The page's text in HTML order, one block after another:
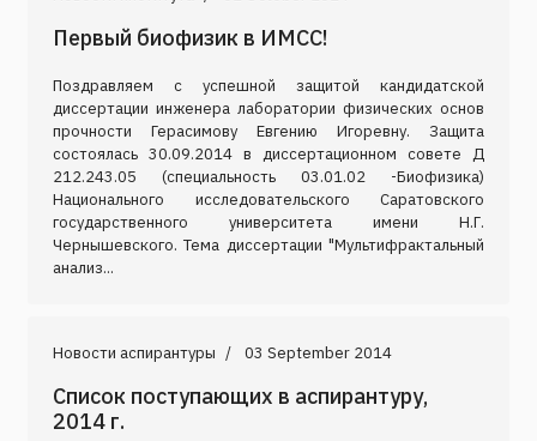
Первый биофизик в ИМСС!
Поздравляем с успешной защитой кандидатской
диссертации инженера лаборатории физических основ
прочности Герасимову Евгению Игоревну. Защита
состоялась 30.09.2014 в диссертационном совете Д
212.243.05 (специальность 03.01.02 -Биофизика)
Национального исследовательского Саратовского
государственного университета имени Н.Г.
Чернышевского. Тема диссертации "Мультифрактальный
анализ...
Новости аспирантуры 03 September 2014
Список поступающих в аспирантуру,
2014 г.